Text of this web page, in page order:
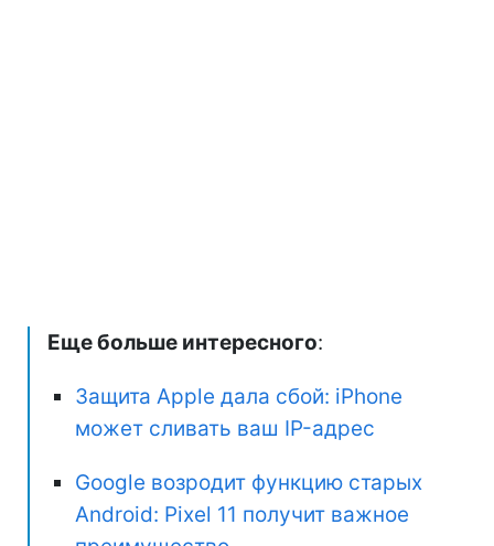
Еще больше интересного:
Защита Apple дала сбой: iPhone
может сливать ваш IP-адрес
Google возродит функцию старых
Android: Pixel 11 получит важное